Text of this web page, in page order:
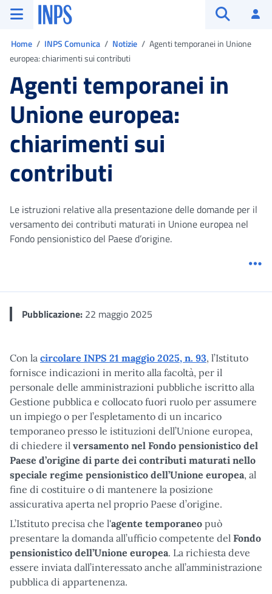
Vai al menu principale
Vai al contenuto principale
Vai al pie' di pagina
INPS ()
Home INPS Comunica Notizie
Agenti temporanei in Unione
europea: chiarimenti sui contributi
Agenti temporanei in
Unione europea:
chiarimenti sui
contributi
Le istruzioni relative alla presentazione delle domande per il
versamento dei contributi maturati in Unione europea nel
Fondo pensionistico del Paese d’origine.
Pubblicazione: 22 maggio 2025
Con la circolare INPS 21 maggio 2025, n. 93, l’Istituto
fornisce indicazioni in merito alla facoltà, per il
personale delle amministrazioni pubbliche iscritto alla
Gestione pubblica e collocato fuori ruolo per assumere
un impiego o per l’espletamento di un incarico
temporaneo presso le istituzioni dell’Unione europea,
di chiedere il versamento nel Fondo pensionistico del
Paese d’origine di parte dei contributi maturati nello
speciale regime pensionistico dell’Unione europea, al
fine di costituire o di mantenere la posizione
assicurativa aperta nel proprio Paese d’origine.
L’Istituto precisa che l'agente temporaneo può
presentare la domanda all’ufficio competente del Fondo
pensionistico dell’Unione europea. La richiesta deve
essere inviata dall’interessato anche all’amministrazione
pubblica di appartenenza.